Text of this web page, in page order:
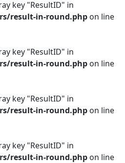
key "ResultID" in
result-in-round.php on line
key "ResultID" in
result-in-round.php on line
key "ResultID" in
result-in-round.php on line
key "ResultID" in
result-in-round.php on line